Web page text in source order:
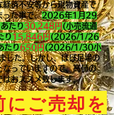
済不安等から現物資産で
った事で、2026年1月29
たり30,248円 (小売流通
り15,846円 (2026/1/26
たり650円 (2026/1/30小
した。​しかし、ほぼ足場の
っていますので、高値の
はおススメ致します。
ご売却を